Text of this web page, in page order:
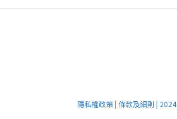
隱私權政策 | 條款及細則 |